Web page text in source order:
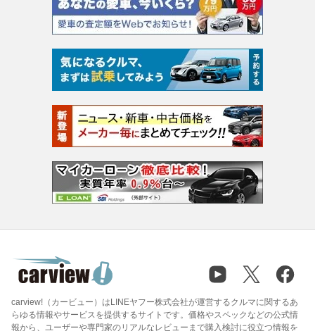
carview!（カービュー）はLINEヤフー株式会社が運営するクルマに関するあ
らゆる情報やサービスを提供するサイトです。価格やスペックなどの公式情
報から、ユーザーや専門家のリアルなレビューまで購入検討に役立つ情報を